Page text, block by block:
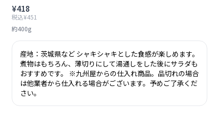
¥418
税込¥451
約400g
産地：茨城県など シャキシャキとした食感が楽しめます。
煮物はもちろん、薄切りにして湯通しをした後にサラダも
おすすめです。 ※九州屋からの仕入れ商品。品切れの場合
は他業者から仕入れる場合がございます。予めご了承くだ
さい。